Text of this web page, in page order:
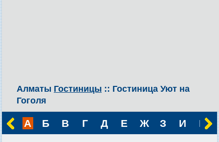
Алматы Гостиницы :: Гостиница Уют на
Гоголя
А Б В Г Д Е Ж З И К